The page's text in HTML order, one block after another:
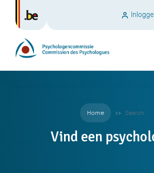
Home Search
Vind een